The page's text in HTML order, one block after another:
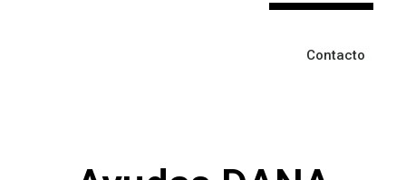
Contacto